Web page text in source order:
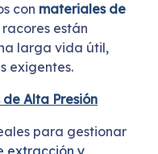
con materiales de
racores están
larga vida útil,
exigentes.
Alta Presión
para gestionar